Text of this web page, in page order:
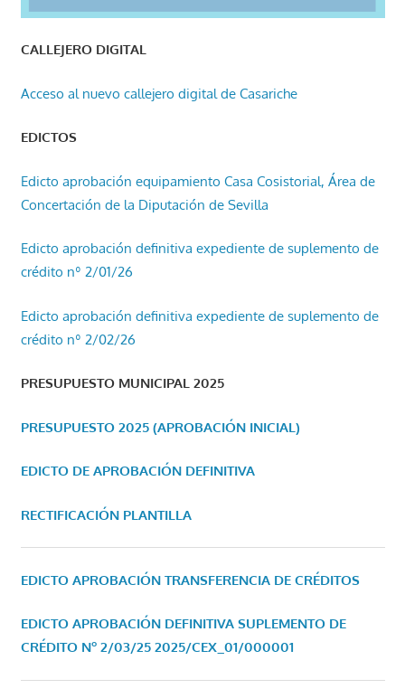
CALLEJERO DIGITAL
Acceso al nuevo callejero digital de Casariche
EDICTOS
Edicto aprobación equipamiento Casa Cosistorial, Área de
Concertación de la Diputación de Sevilla
Edicto aprobación definitiva expediente de suplemento de
crédito nº 2/01/26
Edicto aprobación definitiva expediente de suplemento de
crédito nº 2/02/26
PRESUPUESTO MUNICIPAL 2025
PRESUPUESTO 2025 (APROBACIÓN INICIAL)
EDICTO DE APROBACIÓN DEFINITIVA
RECTIFICACIÓN PLANTILLA
EDICTO APROBACIÓN TRANSFERENCIA DE CRÉDITOS
EDICTO APROBACIÓN DEFINITIVA SUPLEMENTO DE
CRÉDITO Nº 2/03/25 2025/CEX_01/000001